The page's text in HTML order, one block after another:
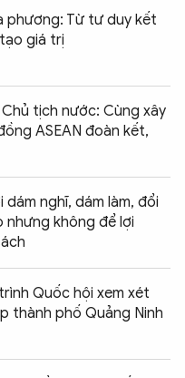
phương: Từ tư duy kết
giá trị
tịch nước: Cùng xây
ASEAN đoàn kết,
dám nghĩ, dám làm, đổi
nhưng không để lợi
Quốc hội xem xét
thành phố Quảng Ninh